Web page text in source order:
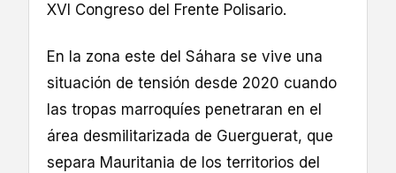
XVI Congreso del Frente Polisario.
En la zona este del Sáhara se vive una
situación de tensión desde 2020 cuando
las tropas marroquíes penetraran en el
área desmilitarizada de Guerguerat, que
separa Mauritania de los territorios del